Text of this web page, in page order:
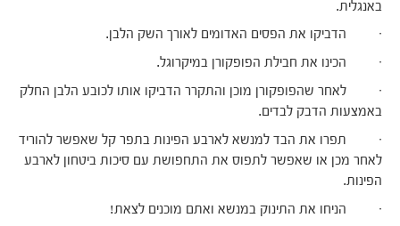
באנגלית.
· הדביקו את הפסים האדומים לאורך השק הלבן.
· הכינו את חבילת הפופקורן במיקרוגל.
· לאחר שהפופקורן מוכן והתקרר הדביקו אותו לכובע הלבן החלק
באמצעות הדבק לבדים.
· תפרו את הבד למנשא לארבע הפינות בתפר קל שאפשר להוריד
לאחר מכן או שאפשר לתפוס את התחפושת עם סיכות ביטחון לארבע
הפינות.
· הניחו את התינוק במנשא ואתם מוכנים לצאת!